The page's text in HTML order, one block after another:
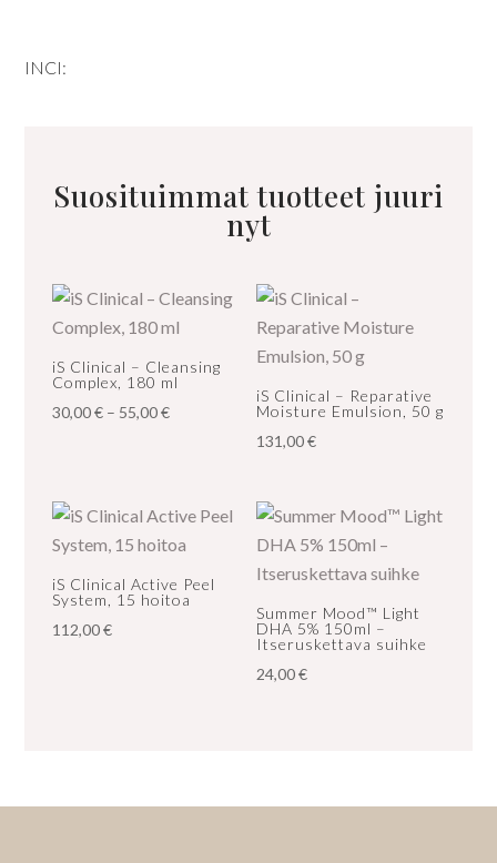
INCI:
Suosituimmat tuotteet juuri
nyt
iS Clinical – Cleansing
Complex, 180 ml
30,00€ – 55,00€Hintaluokka:
iS Clinical – Reparative
Moisture Emulsion, 50 g
131,00€
iS Clinical Active Peel
System, 15 hoitoa
112,00€
Summer Mood™ Light
DHA 5% 150ml –
Itseruskettava suihke
24,00€